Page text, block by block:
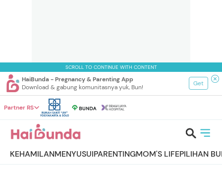
SCROLL TO CONTINUE WITH CONTENT
HaiBunda - Pregnancy & Parenting App
Download & gabung komunitasnya yuk, Bun!
Get
Partner RS
KEHAMILANMENYUSUIPARENTINGMOM'S LIFEPILIHAN